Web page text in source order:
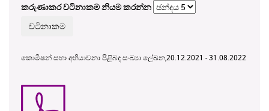
කරුණාකර වටිනාකම නියම කරන්න
කොමිෂන් සභා අභියාචනා පිළිබඳ සංඛ්‍යා ලේඛන,20.12.2021 - 31.08.2022